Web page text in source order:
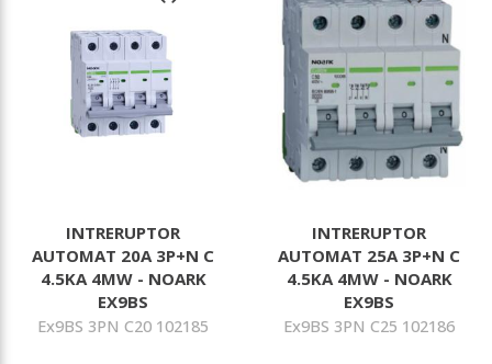
INTRERUPTOR
AUTOMAT 20A 3P+N C
4.5KA 4MW - NOARK
EX9BS
Ex9BS 3PN C20 102185
INTRERUPTOR
AUTOMAT 25A 3P+N C
4.5KA 4MW - NOARK
EX9BS
Ex9BS 3PN C25 102186